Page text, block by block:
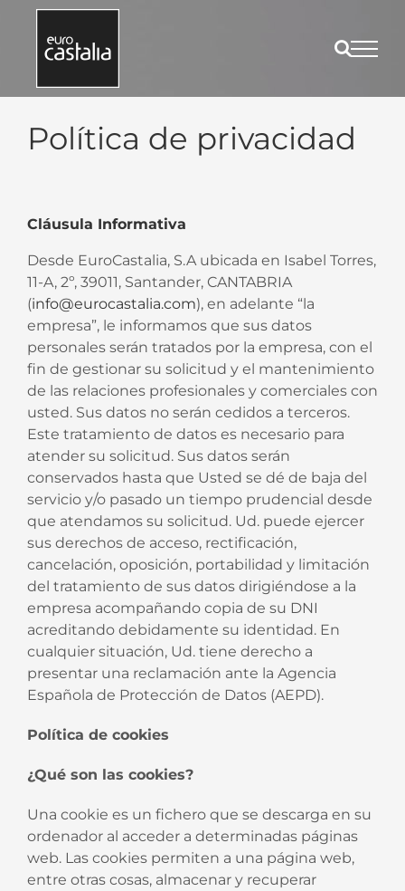
Saltar
contenido
Política de privacidad
Cláusula Informativa
Desde EuroCastalia, S.A ubicada en Isabel Torres,
11-A, 2º, 39011, Santander, CANTABRIA
(info@eurocastalia.com), en adelante “la
empresa”, le informamos que sus datos
personales serán tratados por la empresa, con el
fin de gestionar su solicitud y el mantenimiento
de las relaciones profesionales y comerciales con
usted. Sus datos no serán cedidos a terceros.
Este tratamiento de datos es necesario para
atender su solicitud. Sus datos serán
conservados hasta que Usted se dé de baja del
servicio y/o pasado un tiempo prudencial desde
que atendamos su solicitud. Ud. puede ejercer
sus derechos de acceso, rectificación,
cancelación, oposición, portabilidad y limitación
del tratamiento de sus datos dirigiéndose a la
empresa acompañando copia de su DNI
acreditando debidamente su identidad. En
cualquier situación, Ud. tiene derecho a
presentar una reclamación ante la Agencia
Española de Protección de Datos (AEPD).
Política de cookies
¿Qué son las cookies?
Una cookie es un fichero que se descarga en su
ordenador al acceder a determinadas páginas
web. Las cookies permiten a una página web,
entre otras cosas, almacenar y recuperar